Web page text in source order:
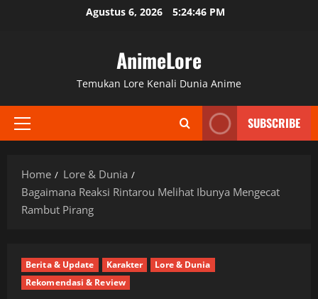
Agustus 6, 2026 5:24:47 PM
AnimeLore
Temukan Lore Kenali Dunia Anime
Primary
SUBSCRIBE
Home
Lore & Dunia
Bagaimana Reaksi Rintarou Melihat Ibunya Mengecat
Rambut Pirang
Berita & Update Karakter
Lore & Dunia
Rekomendasi & Review